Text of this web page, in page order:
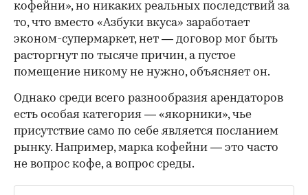
кофейни», но никаких реальных последствий за
то, что вместо «Азбуки вкуса» заработает
эконом-супермаркет, нет — договор мог быть
расторгнут по тысяче причин, а пустое
помещение никому не нужно, объясняет он.
Однако среди всего разнообразия арендаторов
есть особая категория — «якорники», чье
присутствие само по себе является посланием
рынку. Например, марка кофейни — это часто
не вопрос кофе, а вопрос среды.